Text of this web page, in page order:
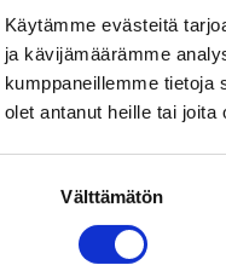
Käytämme evästeitä
ja kävijämäärämme
kumppaneillemme tietoja
olet antanut heille tai joita
Välttämätön
Tammisaaren